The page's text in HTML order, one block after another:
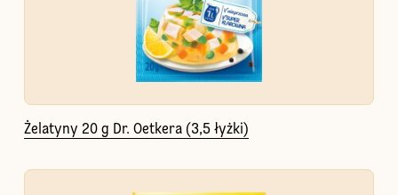
Żelatyny 20 g Dr. Oetkera (3,5 łyżki)